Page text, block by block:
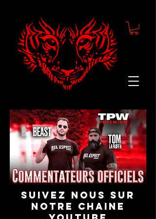
suivez nous sur
notre chaine